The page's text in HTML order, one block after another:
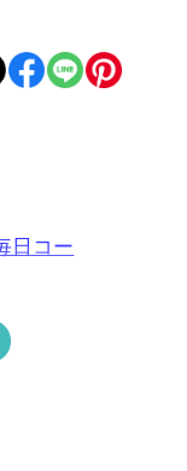
日コー
羽織る